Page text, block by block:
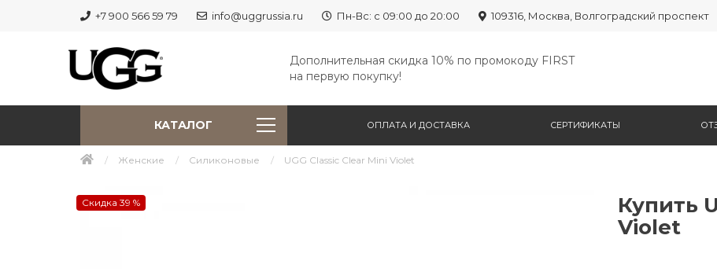
+7 900 566 59 79 info@uggrussia.ru Пн-Вс: с 09:00 до 20:00 109316, Москва, Волгоградский проспект
Дополнительная скидка 10% по промокоду FIRST
на первую покупку!
КАТАЛОГ ОПЛАТА И ДОСТАВКА СЕРТИФИКАТЫ
Женские Силиконовые UGG Classic Clear Mini Violet
Скидка 39 %
Купить
Violet